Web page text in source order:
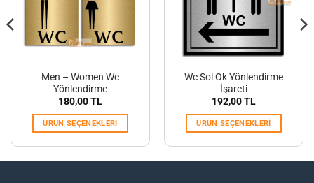
Men – Women Wc
Yönlendirme
180,00TL
ÜRÜN SEÇENEKLERI
Wc Sol Ok Yönlendirme
İşareti
192,00TL
ÜRÜN SEÇENEKLERI